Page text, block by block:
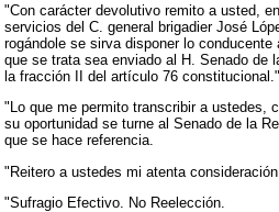
"Con carácter devolutivo remito a usted,
servicios del C. general brigadier José
rogándole se sirva disponer lo
que se trata sea enviado al H. Senado de
la fracción II del artículo 76 constitucional."
"Lo que me permito transcribir a ustedes,
su oportunidad se turne al Senado de la
que se hace referencia.
"Reitero a ustedes mi atenta consideración.
"Sufragio Efectivo. No Reelección.